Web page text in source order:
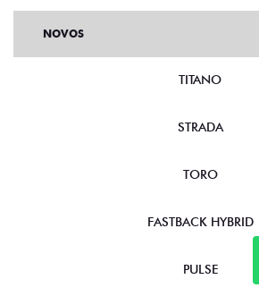
NOVOS
TITANO
STRADA
TORO
FASTBACK HYBRID
PULSE